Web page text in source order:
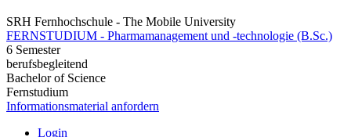
SRH Fernhochschule - The Mobile University
FERNSTUDIUM - Pharmamanagement und -technologie (B.Sc.)
6 Semester
berufsbegleitend
Bachelor of Science
Fernstudium
Informationsmaterial anfordern
Login